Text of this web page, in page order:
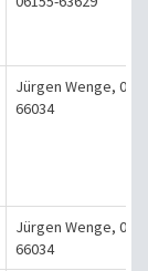
Jürgen Wenge,
66034
Jürgen Wenge,
66034